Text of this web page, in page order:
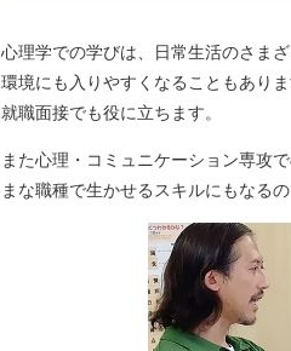
心理学での学びは、日常生活のさま
環境にも入りやすくなることもあり
就職面接でも役に立ちます。
また心理・コミュニケーション専攻で
まな職種で生かせるスキルにもなる